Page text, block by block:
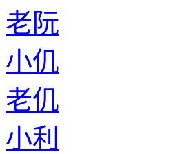
老阮
小仉
老仉
小利